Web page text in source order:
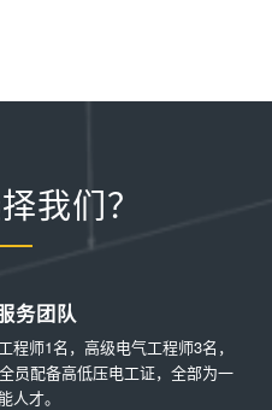
我们？
务团队
程师1名，高级电气工程师3名，
员配备高低压电工证，全部为一
人才。